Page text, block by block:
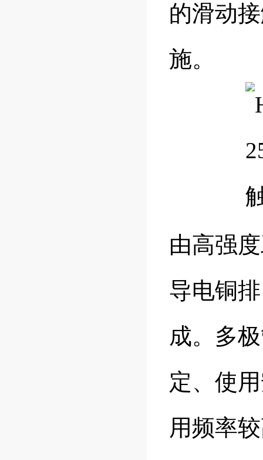
的滑动
施。
由高强
导电铜
成。多
定、使
用频率